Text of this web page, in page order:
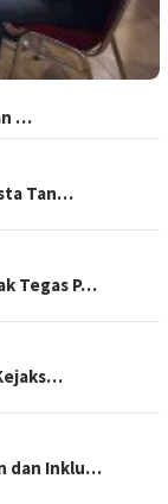
…
Tan…
Tegas P…
dan Inklu…